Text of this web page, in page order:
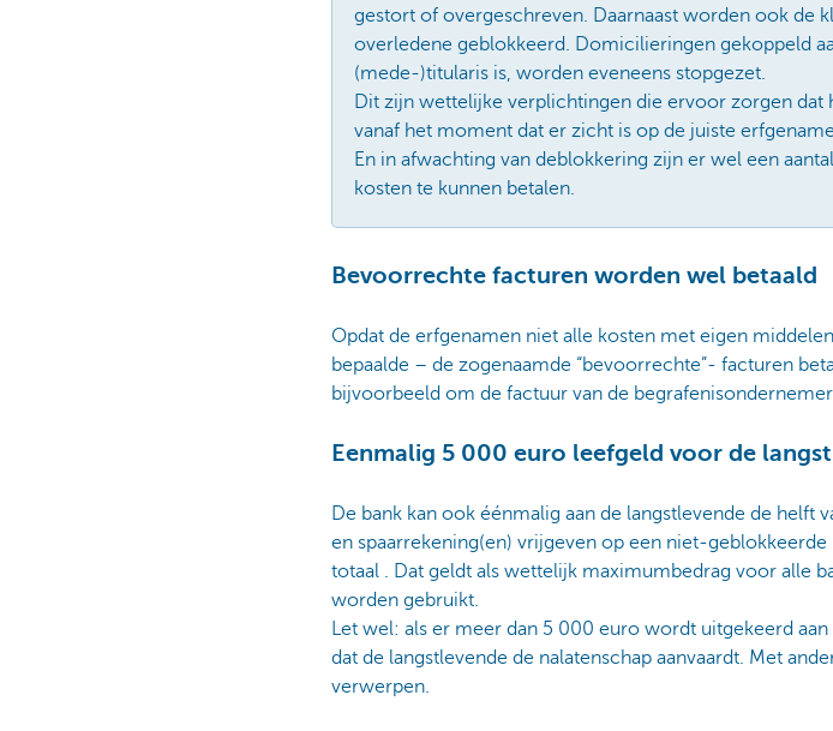
gestort of overgeschreven. Daarnaast worden ook de
overledene geblokkeerd. Domicilieringen gekoppeld
(mede-)titularis is, worden eveneens stopgezet.
Dit zijn wettelijke verplichtingen die ervoor zorgen
vanaf het moment dat er zicht is op de juiste
En in afwachting van deblokkering zijn er wel een
kosten te kunnen betalen.
Bevoorrechte facturen worden wel betaald
Opdat de erfgenamen niet alle kosten met eigen
bepaalde – de zogenaamde “bevoorrechte”- facturen
bijvoorbeeld om de factuur van de
Eenmalig 5 000 euro leefgeld voor de
De bank kan ook éénmalig aan de langstlevende de
en spaarrekening(en) vrijgeven op een niet-
totaal . Dat geldt als wettelijk maximumbedrag voor alle
worden gebruikt.
Let wel: als er meer dan 5 000 euro wordt uitgekeerd
dat de langstlevende de nalatenschap aanvaardt. Met
verwerpen.